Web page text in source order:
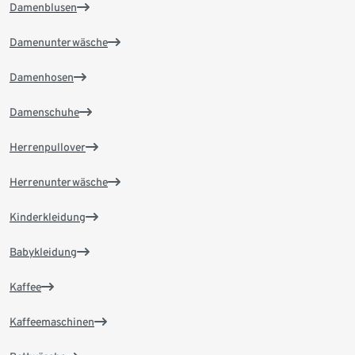
Damenblusen
Damenunterwäsche
Damenhosen
Damenschuhe
Herrenpullover
Herrenunterwäsche
Kinderkleidung
Babykleidung
Kaffee
Kaffeemaschinen